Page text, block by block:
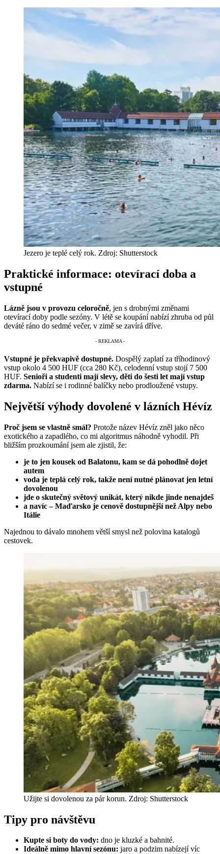
Jezero je teplé celý rok. Zdroj: Shutterstock
Praktické informace: otevírací doba a
vstupné
Lázně jsou v provozu celoročně, jen s drobnými změnami
otevírací doby podle sezóny. V létě se koupání nabízí zhruba od půl
deváté ráno do sedmé večer, v zimě se zavírá dříve.
Vstupné je překvapivě dostupné. Dospělý zaplatí za tříhodinový
vstup okolo 4 500 HUF (cca 280 Kč), celodenní vstup stojí 7 500
HUF. Senioři a studenti mají slevy, děti do šesti let mají vstup
zdarma. Nabízí se i rodinné balíčky nebo prodloužené vstupy.
Největší výhody dovolené v lázních Hévíz
Proč jsem se vlastně smál? Protože název Hévíz zněl jako něco
exotického a zapadlého, co mi algoritmus náhodně vyhodil. Při
bližším prozkoumání jsem ale zjistil, že:
je to jen kousek od Balatonu, kam se dá pohodlně dojet
autem
voda je teplá celý rok, takže není nutné plánovat jen letní
dovolenou
jde o skutečný světový unikát, který nikde jinde nenajdeš
a navíc – Maďarsko je cenově dostupnější než Alpy nebo
Itálie
Najednou to dávalo mnohem větší smysl než polovina katalogů
cestovek.
Užijte si dovolenou za pár korun. Zdroj: Shutterstock
Tipy pro návštěvu
Kupte si boty do vody: dno je kluzké a bahnité.
Ideálně mimo hlavní sezónu: jaro a podzim nabízejí víc